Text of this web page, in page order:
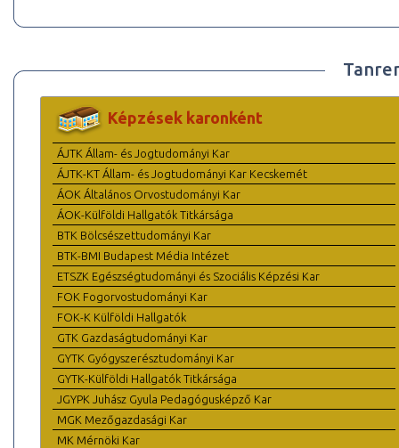
Képzések karonként
ÁJTK Állam- és Jogtudományi Kar
ÁJTK-KT Állam- és Jogtudományi Kar Kecskemét
ÁOK Általános Orvostudományi Kar
ÁOK-Külföldi Hallgatók Titkársága
BTK Bölcsészettudományi Kar
BTK-BMI Budapest Média Intézet
ETSZK Egészségtudományi és Szociális Képzési Kar
FOK Fogorvostudományi Kar
FOK-K Külföldi Hallgatók
GTK Gazdaságtudományi Kar
GYTK Gyógyszerésztudományi Kar
GYTK-Külföldi Hallgatók Titkársága
JGYPK Juhász Gyula Pedagógusképző Kar
MGK Mezőgazdasági Kar
MK Mérnöki Kar